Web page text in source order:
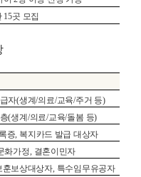
15곳 모집
자(생계/의료/교육/주거 등)
(생계 /의료/교육/돌봄 등)
증, 복지카드 발급 대상자
화가정, 결혼이민자
훈보상대상자, 특수임무유공자